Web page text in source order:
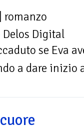
| romanzo
Delos Digital
se Eva
a dare inizio